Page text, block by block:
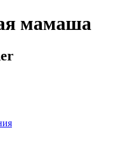
мамаша